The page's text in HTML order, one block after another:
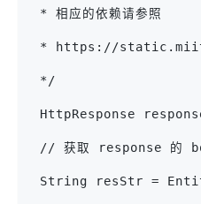
* 相应的依赖请参照
* https://
*/
HttpResponse
// 获取 response 的
String resStr =